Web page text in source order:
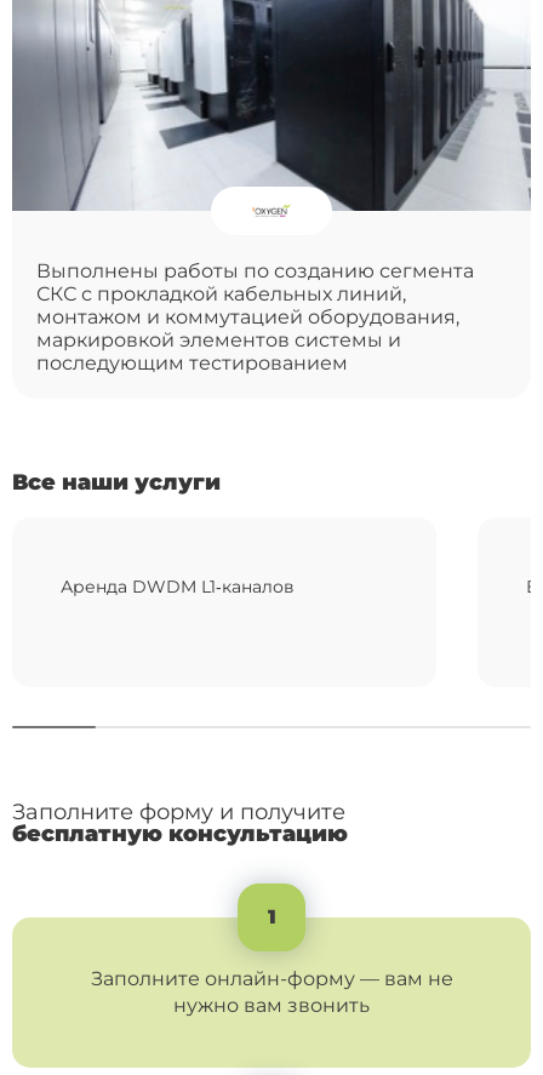
Выполнены работы по созданию сегмента
СКС с прокладкой кабельных линий,
монтажом и коммутацией оборудования,
маркировкой элементов системы и
последующим тестированием
Все наши услуги
Аренда DWDM L1‑каналов
Заполните форму и получите
бесплатную консультацию
1
Заполните онлайн-форму — вам не
нужно вам звонить